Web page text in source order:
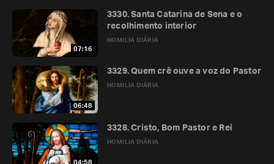
07:16
HOMILIA DIÁRIA
3330. Santa Catarina de Sena e o
recolhimento interior
06:48
HOMILIA DIÁRIA
3329. Quem crê ouve a voz do Pastor
04:58
HOMILIA DIÁRIA
3328. Cristo, Bom Pastor e Rei